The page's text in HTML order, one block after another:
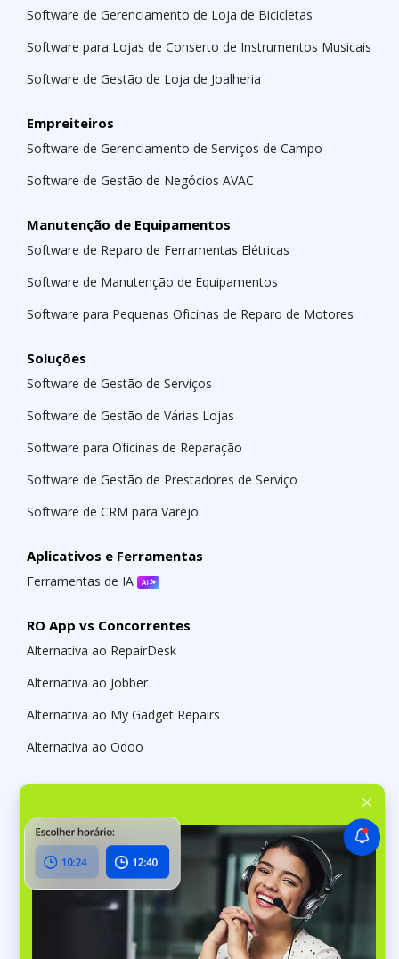
Software de Gerenciamento de Loja de Bicicletas
Software para Lojas de Conserto de Instrumentos Musicais
Software de Gestão de Loja de Joalheria
Empreiteiros
Software de Gerenciamento de Serviços de Campo
Software de Gestão de Negócios AVAC
Manutenção de Equipamentos
Software de Reparo de Ferramentas Elétricas
Software de Manutenção de Equipamentos
Software para Pequenas Oficinas de Reparo de Motores
Soluções
Software de Gestão de Serviços
Software de Gestão de Várias Lojas
Software para Oficinas de Reparação
Software de Gestão de Prestadores de Serviço
Software de CRM para Varejo
Aplicativos e Ferramentas
Ferramentas de IA
RO App vs Concorrentes
Alternativa ao RepairDesk
Alternativa ao Jobber
Alternativa ao My Gadget Repairs
Alternativa ao Odoo
Sobre a RO App
Preços do RO App
Novidades no RO App
API Pública do RO App
Centro de Ajuda do RO App
Programa de Afiliados do RO App